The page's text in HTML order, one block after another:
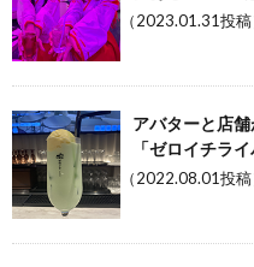
（2023.01.31投稿
アバターと店
「ゼロイチラ
（2022.08.01投稿